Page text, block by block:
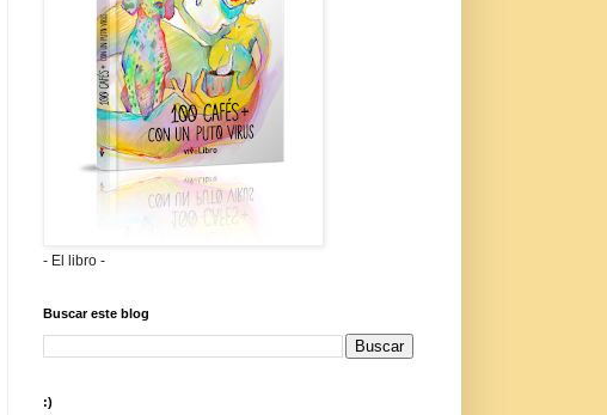
- El libro -
Buscar este blog
:)